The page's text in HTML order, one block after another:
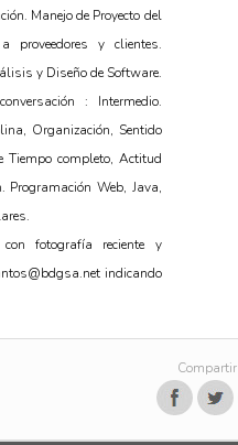
Manejo de Proyecto del
proveedores y clientes.
y Diseño de Software.
: Intermedio.
Organización, Sentido
completo, Actitud
Programación Web, Java,
fotografía reciente y
indicando
Compartir